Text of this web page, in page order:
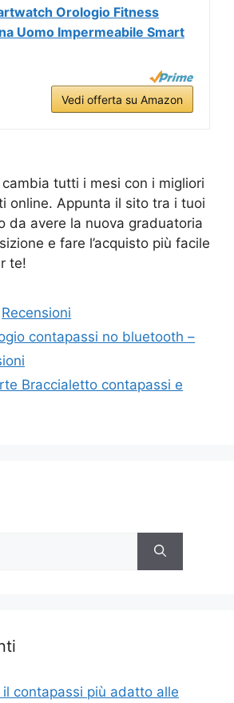
Orologio Fitness
Uomo Impermeabile Smart
Vedi offerta su Amazon
tutti i mesi con i migliori
online. Appunta il sito tra i tuoi
da avere la nuova graduatoria
e fare l’acquisto più facile
te!
Recensioni
contapassi no bluetooth –
Braccialetto contapassi e
il contapassi più adatto alle